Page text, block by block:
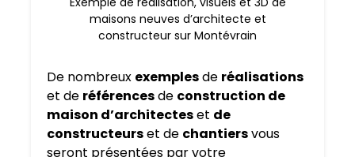
maisons neuves d’architecte et
constructeur sur Montévrain
De nombreux exemplesde réalisations
et de référencesde construction de
maison d’architecteset de
constructeurset de chantiersvous
seront présentées par votre